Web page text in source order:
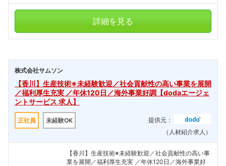
詳細を見る
株式会社サムソン
【香川】生産技術※未経験歓迎／社会貢献性の高い事業を展開
／福利厚生充実 ／年休120日／海外事業好調【dodaエージェ
ントサービス 求人】
正社員 未経験OK
提供元：
（人材紹介求人）
【香川】生産技術※未経験歓迎／社会貢献性の高い事
業を展開／福利厚生充実 ／年休120日／海外事業好